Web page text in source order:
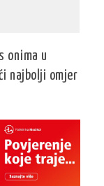
onima u
najbolji omjer